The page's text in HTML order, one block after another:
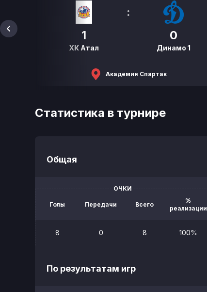
1
ХК Атал
:
0
Динамо 1
Академия Спартак
Статистика в турнире
Общая
ОЧКИ
Голы Передачи Всего
%
реализации
8 0 8 100%
По результатам игр